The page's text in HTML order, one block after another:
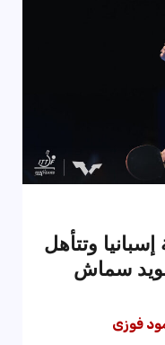
وتتأهل
سماش
فوزى